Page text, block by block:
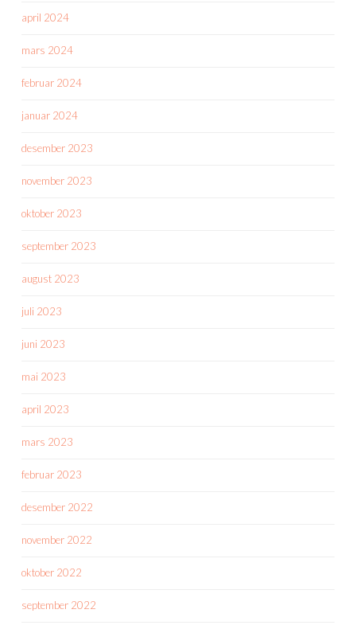
april 2024
mars 2024
februar 2024
januar 2024
desember 2023
november 2023
oktober 2023
september 2023
august 2023
juli 2023
juni 2023
mai 2023
april 2023
mars 2023
februar 2023
desember 2022
november 2022
oktober 2022
september 2022